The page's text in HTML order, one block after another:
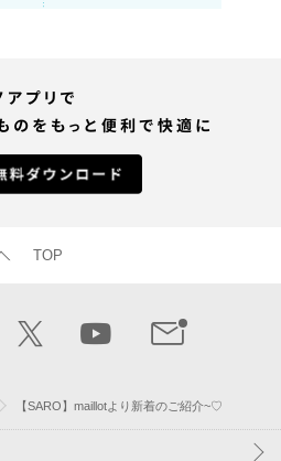
TOP
【SARO】maillotより新着のご紹介~♡